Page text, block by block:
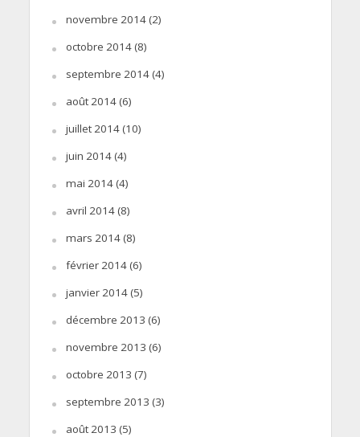
novembre 2014(2)
octobre 2014(8)
septembre 2014(4)
août 2014(6)
juillet 2014(10)
juin 2014(4)
mai 2014(4)
avril 2014(8)
mars 2014(8)
février 2014(6)
janvier 2014(5)
décembre 2013 (6)
novembre 2013 (6)
octobre 2013 (7)
septembre 2013 (3)
août 2013 (5)